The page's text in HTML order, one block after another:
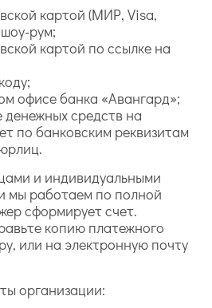
картой (МИР, Visa,
рум;
картой по ссылке на
офисе банка «Авангард»;
денежных средств на
по банковским реквизитам
и индивидуальными
мы работаем по полной
сформирует счет.
копию платежного
или на электронную почту
организации: